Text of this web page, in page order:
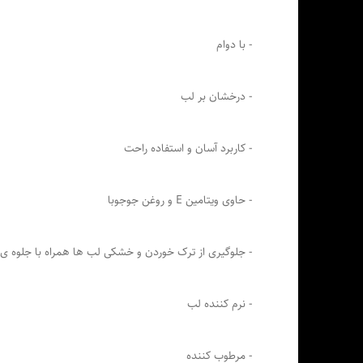
- با دوام
- درخشان بر لب
- کاربرد آسان و استفاده راحت
- حاوی ویتامین E و روغن جوجوبا
- جلوگیری از ترک خوردن و خشکی لب ها همراه با جلوه ی
- نرم کننده لب
- مرطوب کننده